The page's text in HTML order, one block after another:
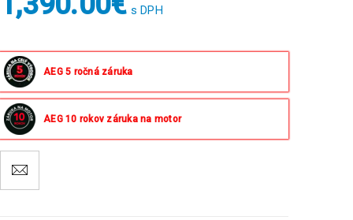
s DPH
AEG 5 ročná záruka
AEG 10 rokov záruka na motor